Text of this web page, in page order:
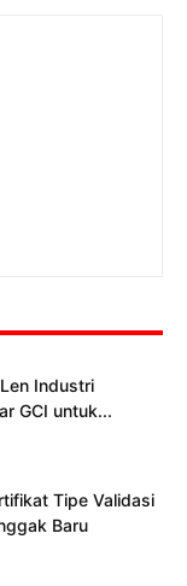
Industri
GCI untuk...
Tipe Validasi
Baru